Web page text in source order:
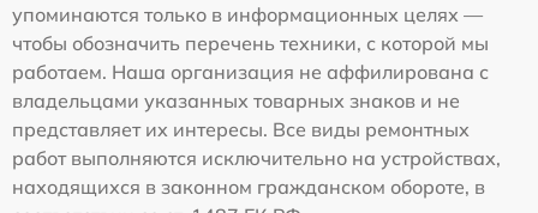
упоминаются только в информационных целях —
чтобы обозначить перечень техники, с которой мы
работаем. Наша организация не аффилирована с
владельцами указанных товарных знаков и не
представляет их интересы. Все виды ремонтных
работ выполняются исключительно на устройствах,
находящихся в законном гражданском обороте, в